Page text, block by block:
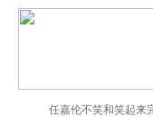
任嘉伦不笑和笑起来